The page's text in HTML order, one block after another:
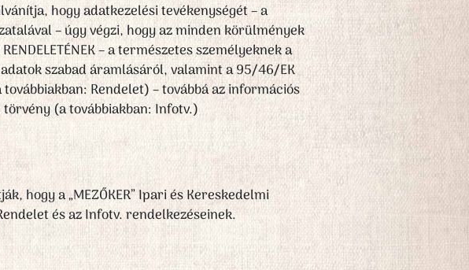
hogy adatkezelési tevékenységét – a
– úgy végzi, hogy az minden körülmények
– a természetes személyeknek a
szabad áramlásáról, valamint a 95/46/EK
Rendelet) – továbbá az információs
(a továbbiakban: Infotv.)
hogy a „MEZŐKER” Ipari és Kereskedelmi
és az Infotv. rendelkezéseinek.